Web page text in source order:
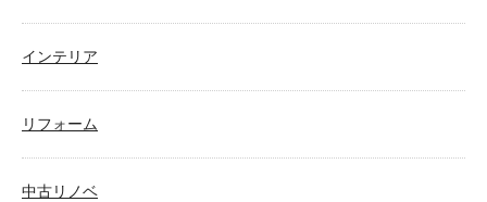
インテリア
リフォーム
中古リノベ